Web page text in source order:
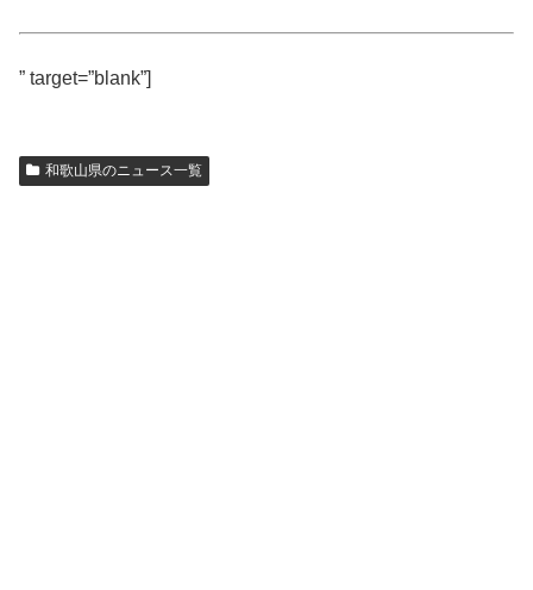
” target=”blank”]
和歌山県のニュース一覧